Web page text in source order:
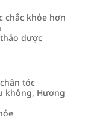
chắc khỏe hơn
dược
tóc
không, Hương